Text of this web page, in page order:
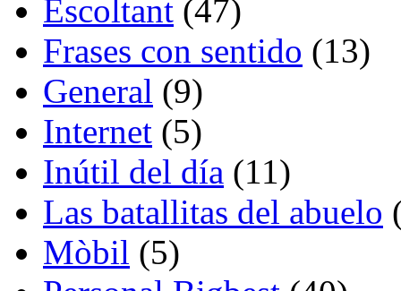
Escoltant (47)
Frases con sentido (13)
General (9)
Internet (5)
Inútil del día (11)
Las batallitas del abuelo
Mòbil (5)